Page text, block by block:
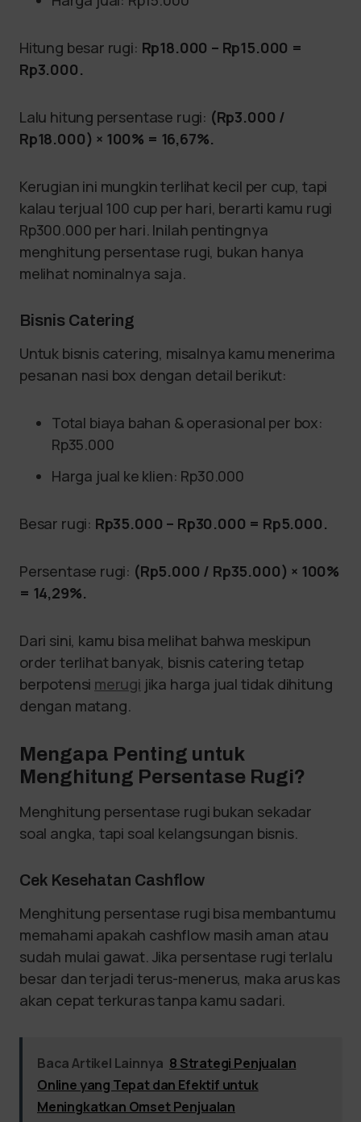
Hitung besar rugi: Rp18.000 – Rp15.000 =
Rp3.000.
Lalu hitung persentase rugi: (Rp3.000 /
Rp18.000) × 100% = 16,67%.
Kerugian ini mungkin terlihat kecil per cup, tapi
kalau terjual 100 cup per hari, berarti kamu rugi
Rp300.000 per hari. Inilah pentingnya
menghitung persentase rugi, bukan hanya
melihat nominalnya saja.
Bisnis Catering
Untuk bisnis catering, misalnya kamu menerima
pesanan nasi box dengan detail berikut:
Total biaya bahan & operasional per box:
Rp35.000
Harga jual ke klien: Rp30.000
Besar rugi: Rp35.000 – Rp30.000 = Rp5.000.
Persentase rugi: (Rp5.000 / Rp35.000) × 100%
= 14,29%.
Dari sini, kamu bisa melihat bahwa meskipun
order terlihat banyak, bisnis catering tetap
berpotensi merugi jika harga jual tidak dihitung
dengan matang.
Mengapa Penting untuk
Menghitung Persentase Rugi?
Menghitung persentase rugi bukan sekadar
soal angka, tapi soal kelangsungan bisnis.
Cek Kesehatan Cashflow
Menghitung persentase rugi bisa membantumu
memahami apakah cashflow masih aman atau
sudah mulai gawat. Jika persentase rugi terlalu
besar dan terjadi terus-menerus, maka arus kas
akan cepat terkuras tanpa kamu sadari.
Baca Artikel Lainnya 8 Strategi Penjualan
Online yang Tepat dan Efektif untuk
Meningkatkan Omset Penjualan